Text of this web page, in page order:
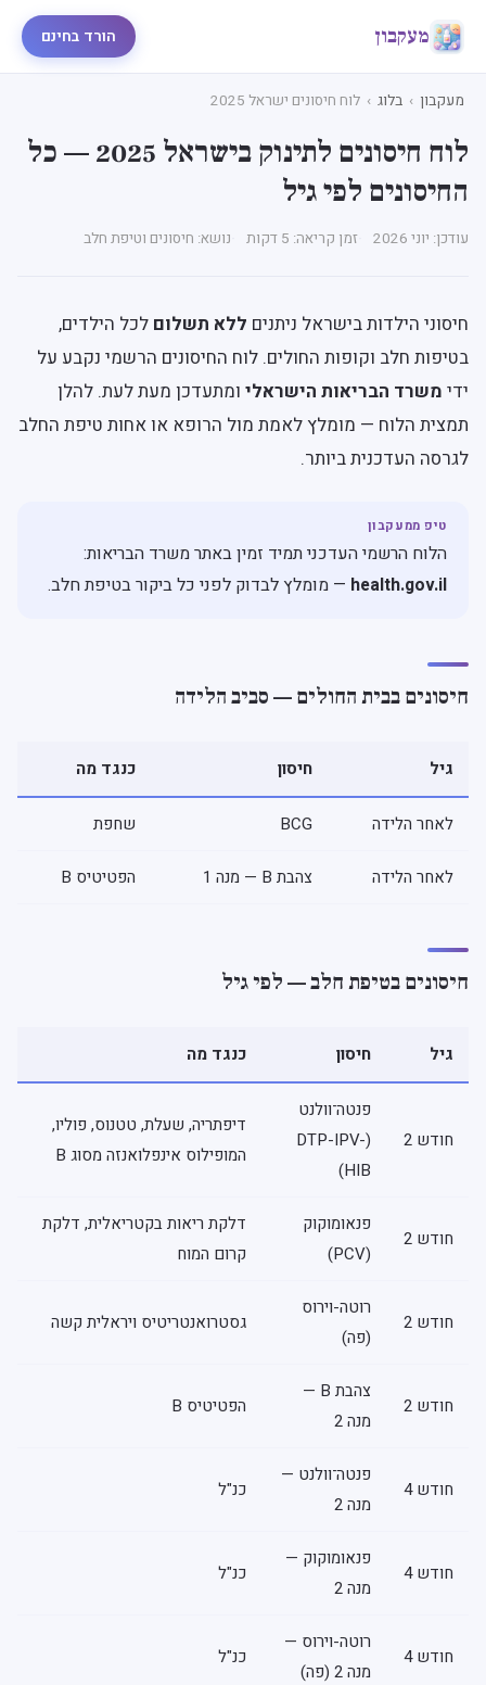
מעקבון הורד בחינם
מעקבון › בלוג › לוח חיסונים ישראל 2025
לוח חיסונים לתינוק בישראל 2025 — כל
החיסונים לפי גיל
עודכן: יוני 2026 זמן קריאה: 5 דקות נושא: חיסונים וטיפת חלב
חיסוני הילדות בישראל ניתנים ללא תשלום לכל הילדים,
בטיפות חלב וקופות החולים. לוח החיסונים הרשמי נקבע על
ידי משרד הבריאות הישראלי ומתעדכן מעת לעת. להלן
תמצית הלוח — מומלץ לאמת מול הרופא או אחות טיפת החלב
לגרסה העדכנית ביותר.
הלוח הרשמי העדכני תמיד זמין באתר משרד הבריאות:
health.gov.il — מומלץ לבדוק לפני כל ביקור בטיפת חלב.
חיסונים בבית החולים — סביב הלידה
גיל חיסון כנגד מה
לאחר הלידה BCG שחפת
לאחר הלידה צהבת B — מנה 1 הפטיטיס B
חיסונים בטיפת חלב — לפי גיל
גיל חיסון כנגד מה
חודש 2
פנטה־וולנט
(DTP-IPV-
HIB)
דיפתריה, שעלת, טטנוס, פוליו,
המופילוס אינפלואנזה מסוג B
חודש 2
פנאומוקוק
(PCV)
דלקת ריאות בקטריאלית, דלקת
קרום המוח
חודש 2
רוטה-וירוס
(פה)
גסטרואנטריטיס ויראלית קשה
חודש 2
צהבת B —
מנה 2
הפטיטיס B
חודש 4
פנטה־וולנט —
מנה 2
כנ"ל
חודש 4
פנאומוקוק —
מנה 2
כנ"ל
חודש 4
רוטה-וירוס —
מנה 2 (פה)
כנ"ל